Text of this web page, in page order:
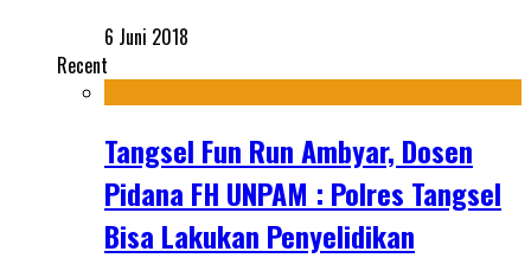
6 Juni 2018
Recent
Tangsel Fun Run Ambyar, Dosen
Pidana FH UNPAM : Polres Tangsel
Bisa Lakukan Penyelidikan